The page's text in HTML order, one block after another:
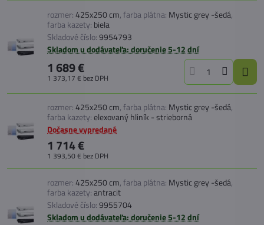
rozmer:425x250 cm,farba plátna: Mystic grey -šedá,
farba kazety: biela
Skladové číslo:9954793
Skladom u dodávateľa: doručenie 5-12 dní
1 689 €
1 373,17 € bez DPH
rozmer:425x250 cm,farba plátna: Mystic grey -šedá,
farba kazety:elexovaný hliník - strieborná
Dočasne vypredané
1 714 €
1 393,50 € bez DPH
rozmer:425x250 cm,farba plátna: Mystic grey -šedá,
farba kazety:antracit
Skladové číslo:9955704
Skladom u dodávateľa: doručenie 5-12 dní